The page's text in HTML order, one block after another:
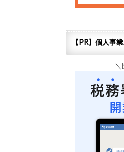
【PR】個人事
＼